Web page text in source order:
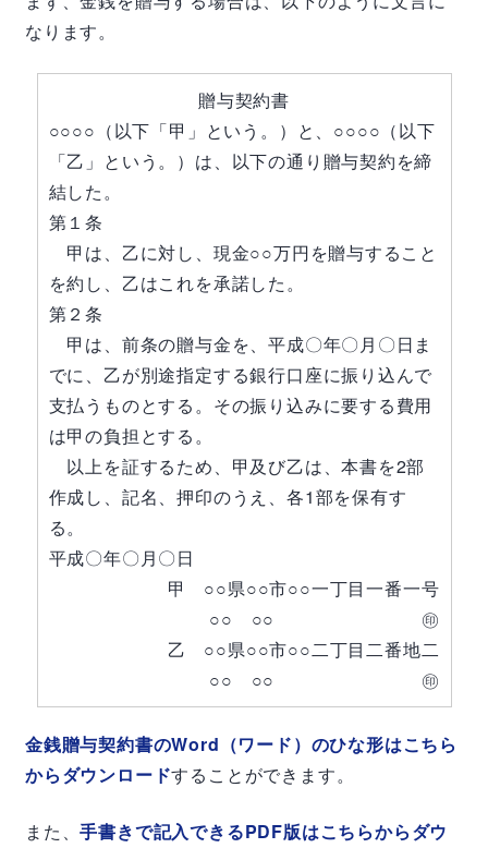
なります。
贈与契約書
○○○○（以下「甲」という。）と、○○○○（以下
「乙」という。）は、以下の通り贈与契約を締
結した。
第１条
甲は、乙に対し、現金○○万円を贈与すること
を約し、乙はこれを承諾した。
第２条
甲は、前条の贈与金を、平成〇年〇月〇日ま
でに、乙が別途指定する銀行口座に振り込んで
支払うものとする。その振り込みに要する費用
は甲の負担とする。
以上を証するため、甲及び乙は、本書を2部
作成し、記名、押印のうえ、各1部を保有す
る。
平成〇年〇月〇日
甲 ○○県○○市○○一丁目一番一号
○○ ○○ ㊞
乙 ○○県○○市○○二丁目二番地二
○○ ○○ ㊞
金銭贈与契約書のWord（ワード）のひな形はこちら
からダウンロードすることができます。
また、手書きで記入できるPDF版はこちらからダウ